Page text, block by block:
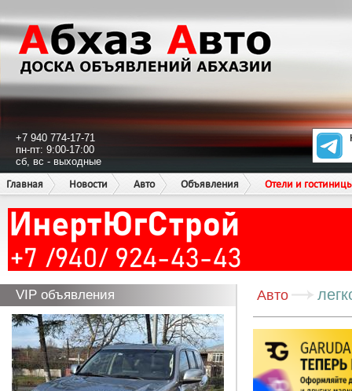
+7 940 774-17-71
пн-пт: 9:00-17:00
сб, вс - выходные
Главная
Новости Авто Объявления Отели и
VIP объявления Авто